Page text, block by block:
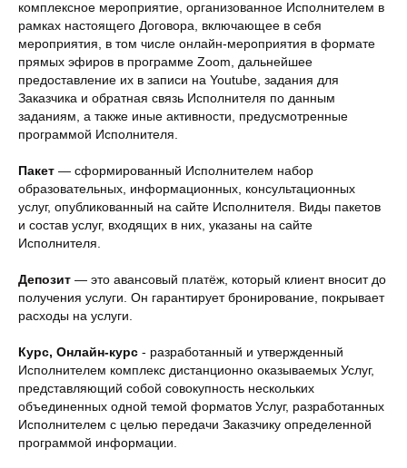
комплексное мероприятие, организованное Исполнителем в
рамках настоящего Договора, включающее в себя
мероприятия, в том числе онлайн-мероприятия в формате
прямых эфиров в программе Zoom, дальнейшее
предоставление их в записи на Youtube, задания для
Заказчика и обратная связь Исполнителя по данным
заданиям, а также иные активности, предусмотренные
программой Исполнителя.
Пакет — сформированный Исполнителем набор
образовательных, информационных, консультационных
услуг, опубликованный на сайте Исполнителя. Виды пакетов
и состав услуг, входящих в них, указаны на сайте
Исполнителя.
Депозит — это авансовый платёж, который клиент вносит до
получения услуги. Он гарантирует бронирование, покрывает
расходы на услуги.
Курс, Онлайн-курс - разработанный и утвержденный
Исполнителем комплекс дистанционно оказываемых Услуг,
представляющий собой совокупность нескольких
объединенных одной темой форматов Услуг, разработанных
Исполнителем с целью передачи Заказчику определенной
программой информации.